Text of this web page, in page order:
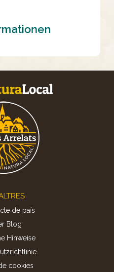
de país
Blog
Hinweise
cookies